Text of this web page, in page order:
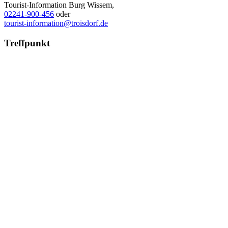
Tourist-Information Burg Wissem,
02241-900-456 oder
tourist-information@troisdorf.de
Treffpunkt